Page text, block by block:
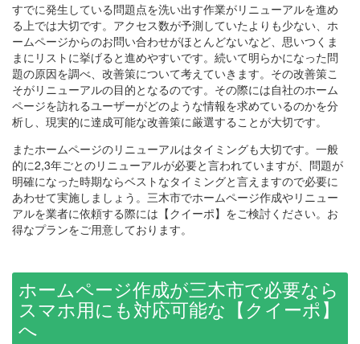
すでに発生している問題点を洗い出す作業がリニューアルを進め
る上では大切です。アクセス数が予測していたよりも少ない、ホ
ームページからのお問い合わせがほとんどないなど、思いつくま
まにリストに挙げると進めやすいです。続いて明らかになった問
題の原因を調べ、改善策について考えていきます。その改善策こ
そがリニューアルの目的となるのです。その際には自社のホーム
ページを訪れるユーザーがどのような情報を求めているのかを分
析し、現実的に達成可能な改善策に厳選することが大切です。
またホームページのリニューアルはタイミングも大切です。一般
的に2,3年ごとのリニューアルが必要と言われていますが、問題が
明確になった時期ならベストなタイミングと言えますので必要に
あわせて実施しましょう。 三木市でホームページ作成やリニュー
アルを業者に依頼する際には【クイーポ】をご検討ください。お
得なプランをご用意しております。
ホームページ作成が三木市で必要なら
スマホ用にも対応可能な【クイーポ】
へ